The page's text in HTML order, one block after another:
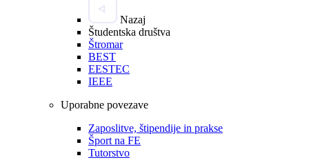
Nazaj
Študentska društva
Štromar
BEST
EESTEC
IEEE
Uporabne povezave
Zaposlitve, štipendije in prakse
Šport na FE
Tutorstvo